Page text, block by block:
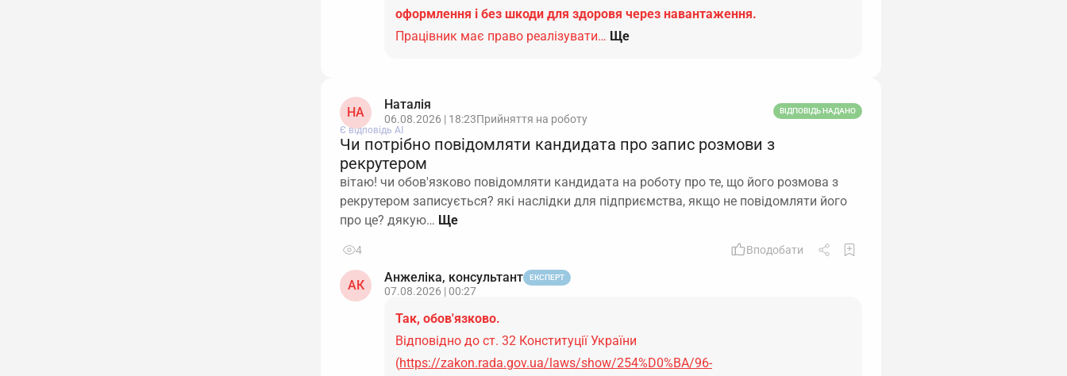
оформлення і без шкоди для здоровя через навантаження.
Працівник має право реалізувати… Ще
НА
Наталія
06.08.2026 | 18:23Прийняття на роботу
ВІДПОВІДЬ НАДАНО
Є відповідь АІ
Чи потрібно повідомляти кандидата про запис розмови з
рекрутером
вітаю! чи обов'язково повідомляти кандидата на роботу про те, що його розмова з
рекрутером записується? які наслідки для підприємства, якщо не повідомляти його
про це? дякую…
4 Вподобати
АК
Анжеліка, консультант ЕКСПЕРТ
07.08.2026 | 00:27
Так, обов'язково.
Відповідно до ст. 32 Конституції України
(https://zakon.rada.gov.ua/laws/show/254%D0%BA/96-